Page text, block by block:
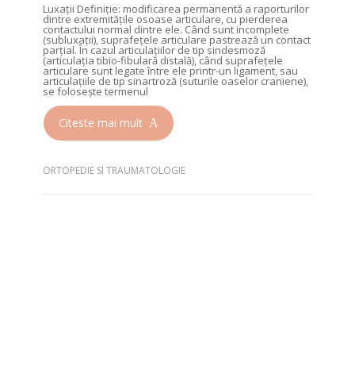
Luxații Definiție: modificarea permanentă a raporturilor
dintre extremitățile osoase articulare, cu pierderea
contactului normal dintre ele. Când sunt incomplete
(subluxații), suprafețele articulare pastrează un contact
parțial. În cazul articulațiilor de tip sindesmoză
(articulația tibio-fibulară distală), când suprafețele
articulare sunt legate între ele printr-un ligament, sau
articulațiile de tip sinartroză (suturile oaselor craniene),
se folosește termenul
Citeste mai mult
ORTOPEDIE SI TRAUMATOLOGIE